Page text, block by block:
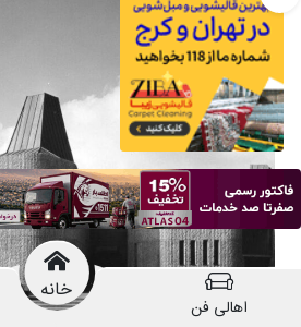
خانه
اهالی فن